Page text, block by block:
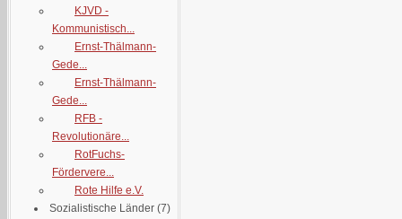
KJVD -
Kommunistisch...
Ernst-Thälmann-
Gede...
Ernst-Thälmann-
Gede...
RFB -
Revolutionäre...
RotFuchs-
Fördervere...
Rote Hilfe e.V.
Sozialistische Länder (7)